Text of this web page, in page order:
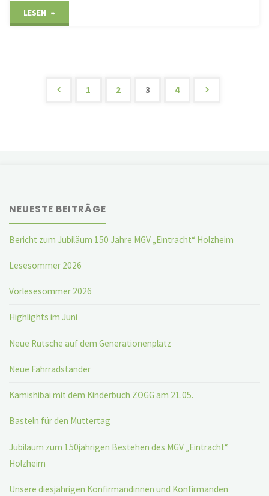
LESEN
1 2 3 4
NEUESTE BEITRÄGE
Bericht zum Jubiläum 150 Jahre MGV „Eintracht“ Holzheim
Lesesommer 2026
Vorlesesommer 2026
Highlights im Juni
Neue Rutsche auf dem Generationenplatz
Neue Fahrradständer
Kamishibai mit dem Kinderbuch ZOGG am 21.05.
Basteln für den Muttertag
Jubiläum zum 150jährigen Bestehen des MGV „Eintracht“
Holzheim
Unsere diesjährigen Konfirmandinnen und Konfirmanden